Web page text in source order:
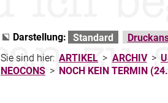
Darstellung: Standard
Sie sind hier: ARTIKEL > ARCHIV >
NEOCONS > NOCH KEIN TERMIN